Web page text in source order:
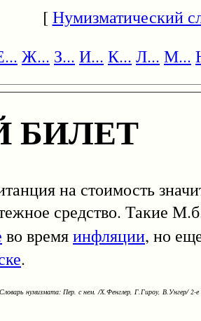
[Нумизматический
Ж... З... И... К... Л... М...
БИЛЕТ
на стоимость
средство. Такие
во времяинфляции, но
.
нумизмата: Пер. с нем. /Х.Фенглер, Г.Гироу, В.Унгер/ 2-